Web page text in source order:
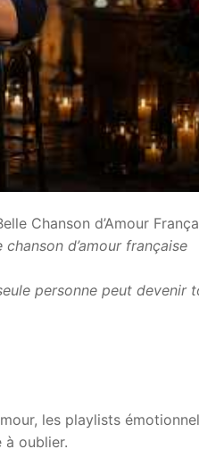
Chanson d’Amour
d’amour française
personne peut devenir
les playlists
à oublier.